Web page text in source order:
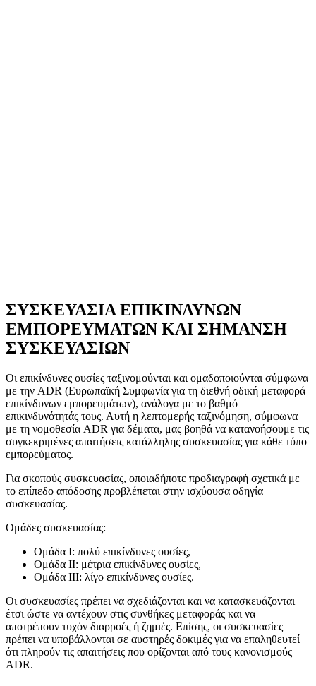
ΣΥΣΚΕΥΑΣΙΑ ΕΠΙΚΙΝΔΥΝΩΝ
ΕΜΠΟΡΕΥΜΑΤΩΝ ΚΑΙ ΣΗΜΑΝΣΗ
ΣΥΣΚΕΥΑΣΙΩΝ
Οι επικίνδυνες ουσίες ταξινομούνται και ομαδοποιούνται σύμφωνα
με την ADR (Ευρωπαϊκή Συμφωνία για τη διεθνή οδική μεταφορά
επικίνδυνων εμπορευμάτων), ανάλογα με το βαθμό
επικινδυνότητάς τους. Αυτή η λεπτομερής ταξινόμηση, σύμφωνα
με τη νομοθεσία ADR για δέματα, μας βοηθά να κατανοήσουμε τις
συγκεκριμένες απαιτήσεις κατάλληλης συσκευασίας για κάθε τύπο
εμπορεύματος.
Για σκοπούς συσκευασίας, οποιαδήποτε προδιαγραφή σχετικά με
το επίπεδο απόδοσης προβλέπεται στην ισχύουσα οδηγία
συσκευασίας.
Ομάδες συσκευασίας:
Ομάδα I: πολύ επικίνδυνες ουσίες,
Ομάδα II: μέτρια επικίνδυνες ουσίες,
Ομάδα III: λίγο επικίνδυνες ουσίες.
Οι συσκευασίες πρέπει να σχεδιάζονται και να κατασκευάζονται
έτσι ώστε να αντέχουν στις συνθήκες μεταφοράς και να
αποτρέπουν τυχόν διαρροές ή ζημιές. Επίσης, οι συσκευασίες
πρέπει να υποβάλλονται σε αυστηρές δοκιμές για να επαληθευτεί
ότι πληρούν τις απαιτήσεις που ορίζονται από τους κανονισμούς
ADR.